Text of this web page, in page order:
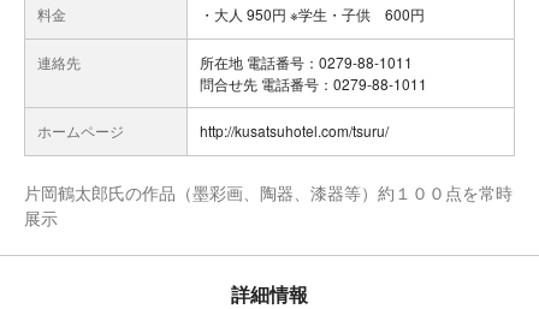
料金 ・大人 950円 ※学生・子供 600円
連絡先
所在地 電話番号：0279-88-1011
問合せ先 電話番号：0279-88-1011
ホームページ http://kusatsuhotel.com/tsuru/
片岡鶴太郎氏の作品（墨彩画、陶器、漆器等）約１００点を常時
展示
詳細情報